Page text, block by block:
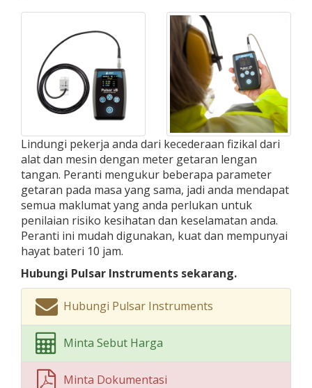
Lindungi pekerja anda dari kecederaan fizikal dari
alat dan mesin dengan meter getaran lengan
tangan. Peranti mengukur beberapa parameter
getaran pada masa yang sama, jadi anda mendapat
semua maklumat yang anda perlukan untuk
penilaian risiko kesihatan dan keselamatan anda.
Peranti ini mudah digunakan, kuat dan mempunyai
hayat bateri 10 jam.
Hubungi Pulsar Instruments sekarang.
Hubungi Pulsar Instruments
Minta Sebut Harga
Minta Dokumentasi